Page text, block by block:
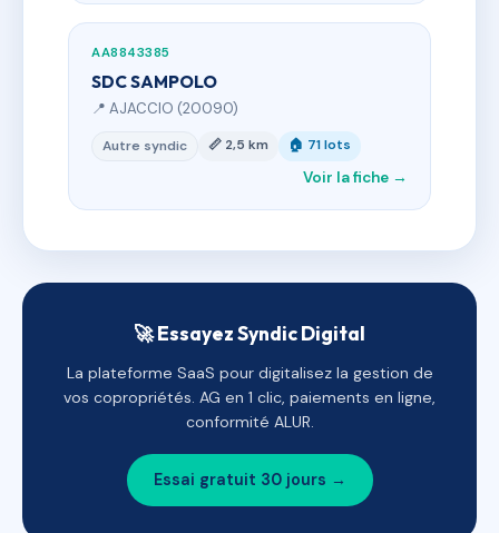
AA8843385
SDC SAMPOLO
📍 AJACCIO (20090)
Autre syndic 📏 2,5 km 🏠 71 lots
Voir la fiche →
🚀 Essayez Syndic Digital
La plateforme SaaS pour digitalisez la gestion de
vos copropriétés. AG en 1 clic, paiements en ligne,
conformité ALUR.
Essai gratuit 30 jours →